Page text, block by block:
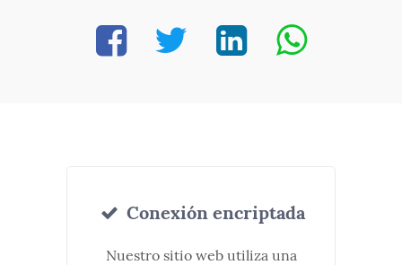
Conexión encriptada
Nuestro sitio web utiliza una